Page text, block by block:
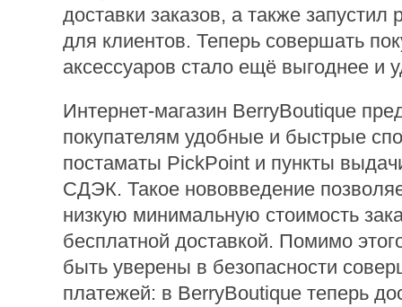
доставки заказов, а также запустил
для клиентов. Теперь совершать
аксессуаров стало ещё выгоднее и
Интернет-магазин BerryBoutique
покупателям удобные и быстрые
постаматы PickPoint и пункты
СДЭК. Такое нововведение
низкую минимальную стоимость
бесплатной доставкой. Помимо
быть уверены в безопасности
платежей: в BerryBoutique теперь